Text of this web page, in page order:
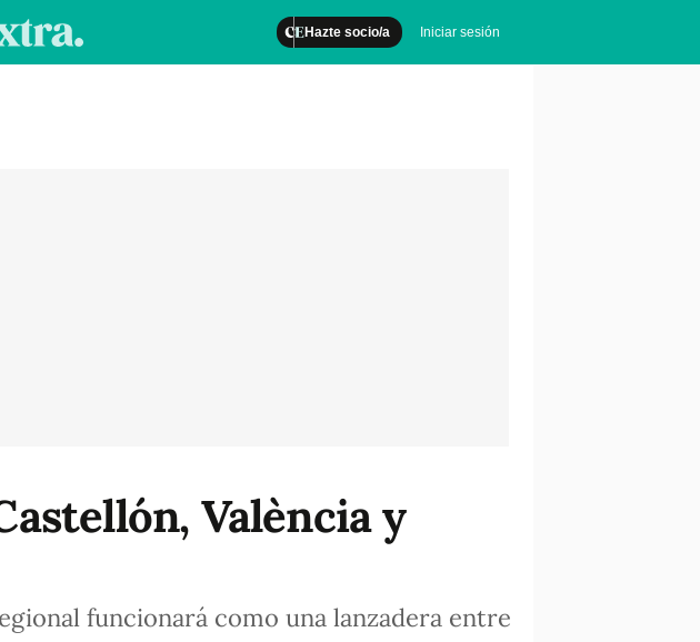
Hazte socio/a Iniciar sesión
València y
funcionará como una lanzadera entre